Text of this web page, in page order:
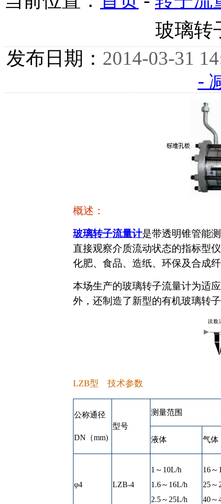
玻璃转
发布日期： 2014-03-31
-
概述：
玻璃转子流量计是带透明锥管能
直接观察介质流动状态的指标型
化肥、食品、造纸、环保及合成
本场生产的玻璃转子流量计为适
外，还制造了新型的有机玻璃转
LZB型 技术参数
公称通径
DN（mm)
型号
测量范围
液体 气体
φ4 LZB-4
1～10L/h
1.6～16L/h
2.5～25L/h
16～
25～
40～